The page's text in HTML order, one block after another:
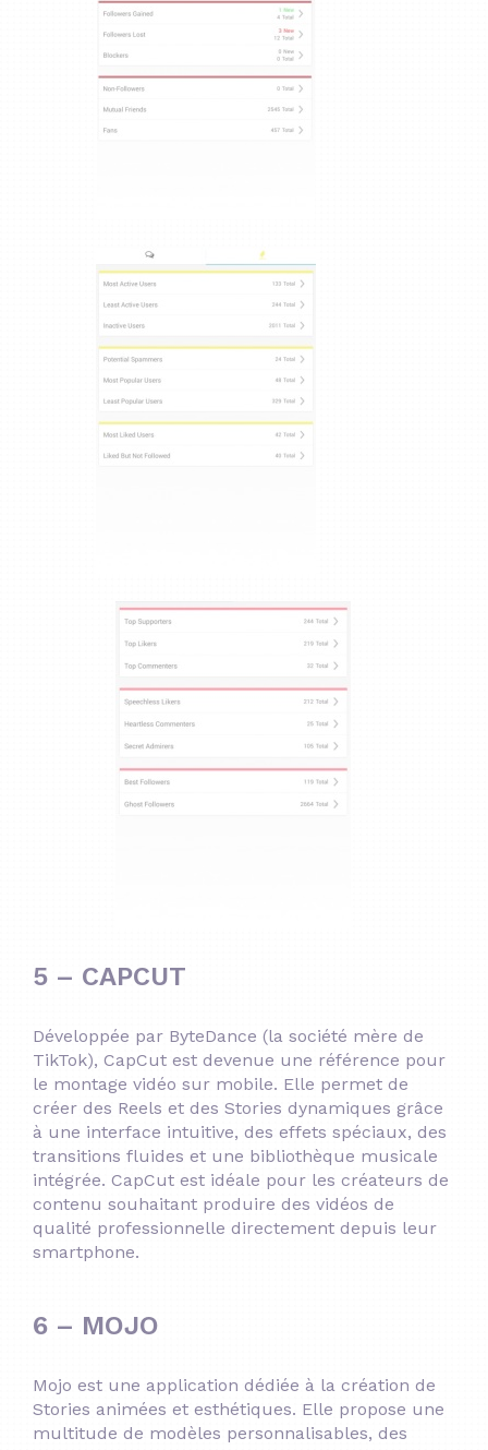
5 – CAPCUT
Développée par ByteDance (la société mère de
TikTok), CapCut est devenue une référence pour
le montage vidéo sur mobile. Elle permet de
créer des Reels et des Stories dynamiques grâce
à une interface intuitive, des effets spéciaux, des
transitions fluides et une bibliothèque musicale
intégrée. CapCut est idéale pour les créateurs de
contenu souhaitant produire des vidéos de
qualité professionnelle directement depuis leur
smartphone.
6 – MOJO
Mojo est une application dédiée à la création de
Stories animées et esthétiques. Elle propose une
multitude de modèles personnalisables, des